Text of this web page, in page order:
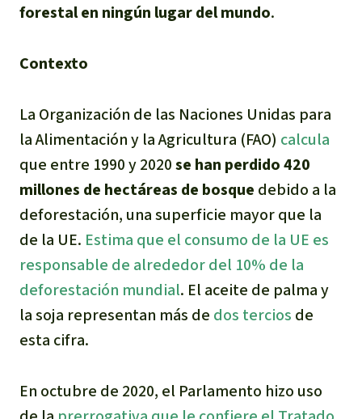
Defensoras y Defensores
forestal en ningún lugar del mundo.
Contexto
La Organización de las Naciones Unidas para
la Alimentación y la Agricultura (FAO) calcula
que entre 1990 y 2020se han perdido 420
millones de hectáreas de bosque debido a la
deforestación, una superficie mayor que la
de la UE. Estima que el consumo de la UE es
responsable de alrededor del 10% de la
deforestación mundial. El aceite de palma y
la soja representan más de dos tercios de
esta cifra.
En octubre de 2020, el Parlamento hizo uso